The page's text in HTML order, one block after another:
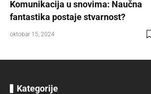
Komunikacija u snovima: Naučna
fantastika postaje stvarnost?
oktobar 15, 2024
Kategorije